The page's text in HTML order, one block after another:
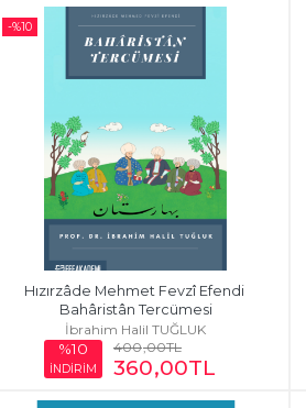
-%10
Hızırzâde Mehmet Fevzî Efendi
Bahâristân Tercümesi
İbrahim Halil TUĞLUK
%10
İNDİRİM
400,00TL
360,00TL